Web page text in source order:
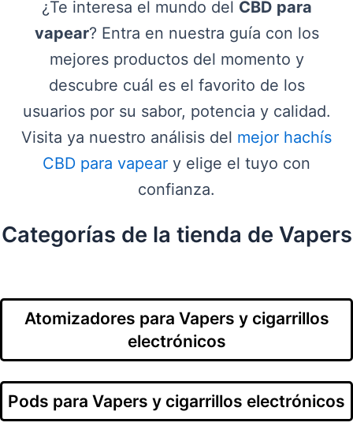
¿Te interesa el mundo del CBD para
vapear? Entra en nuestra guía con los
mejores productos del momento y
descubre cuál es el favorito de los
usuarios por su sabor, potencia y calidad.
Visita ya nuestro análisis del mejor hachís
CBD para vapear y elige el tuyo con
confianza.
Categorías de la tienda de Vapers
Atomizadores para Vapers y cigarrillos
electrónicos
Pods para Vapers y cigarrillos electrónicos